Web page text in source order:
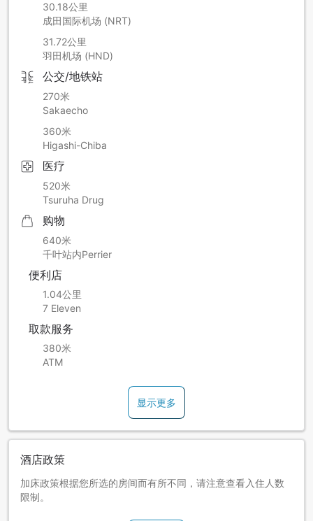
30.18公里
成田国际机场 (NRT)
31.72公里
羽田机场 (HND)
公交/地铁站
270米
Sakaecho
360米
Higashi-Chiba
医疗
520米
Tsuruha Drug
购物
640米
千叶站内Perrier
便利店
1.04公里
7 Eleven
取款服务
380米
ATM
显示更多
酒店政策
加床政策根据您所选的房间而有所不同，请注意查看入住人数
限制。